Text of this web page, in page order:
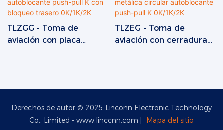
TLZGG - Toma de
aviación con placa
0K/1K/2K
TLZEG - Toma de
aviación con cerradura
0K/1K/2K
Derechos de autor © 2025 Linconn Electronic Technology
Co., Limited - www.linconn.com Mapa del sitio